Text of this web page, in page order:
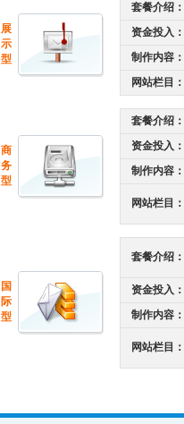
展
示
型
套餐介绍：
资金投入 ：
制作内容：
网站栏目：
商
务
型
套餐介绍：
资金投入 ：
制作内容：
网站栏目：
国
际
型
套餐介绍：
资金投入 ：
制作内容：
网站栏目：